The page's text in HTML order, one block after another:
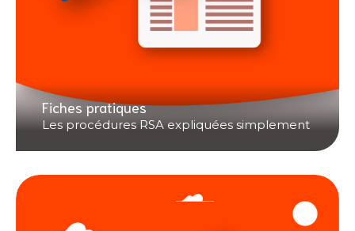
Fiches pratiques
Les procédures RSA expliquées simplement